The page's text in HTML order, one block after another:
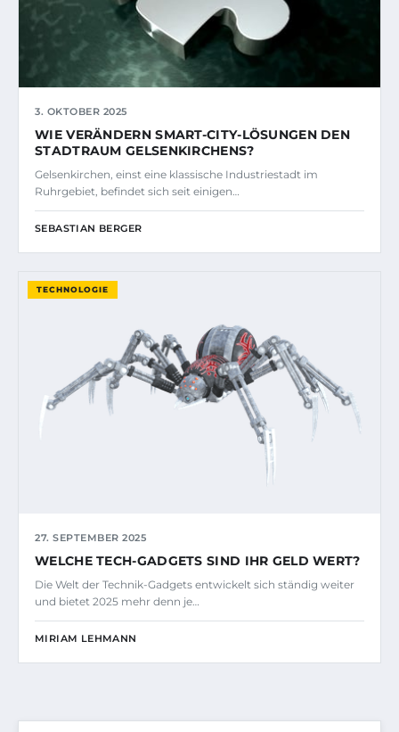
3. OKTOBER 2025
WIE VERÄNDERN SMART-CITY-LÖSUNGEN DEN
STADTRAUM GELSENKIRCHENS?
Gelsenkirchen, einst eine klassische Industriestadt im
Ruhrgebiet, befindet sich seit einigen…
SEBASTIAN BERGER
TECHNOLOGIE
27. SEPTEMBER 2025
WELCHE TECH-GADGETS SIND IHR GELD WERT?
Die Welt der Technik-Gadgets entwickelt sich ständig weiter
und bietet 2025 mehr denn je…
MIRIAM LEHMANN